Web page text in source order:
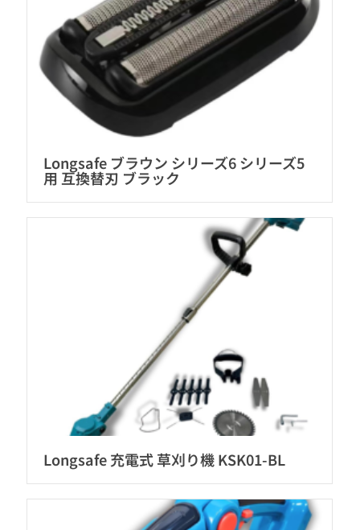
Longsafe ブラウン シリーズ6 シリーズ5
用 互換替刃 ブラック
Longsafe 充電式 草刈り機 KSK01-BL